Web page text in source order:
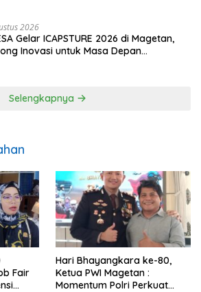
2026
Gelar ICAPSTURE 2026 di Magetan,
Inovasi untuk Masa Depan
Selengkapnya
Fair
Hari Bhayangkara ke-80,
Ketua PWI Magetan :
Momentum Polri Perkuat